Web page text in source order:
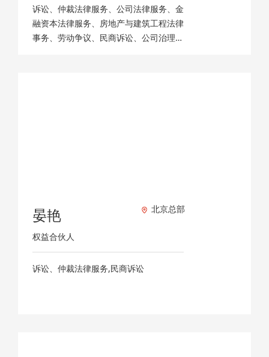
诉讼、仲裁法律服务、公司法律服务、金
融资本法律服务、房地产与建筑工程法律
事务、劳动争议、民商诉讼、公司治理专
晏艳
权益合伙人
北京总部
诉讼、仲裁法律服务,民商诉讼